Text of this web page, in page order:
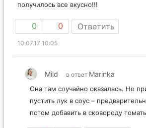
получилось все вкусно!!!
0 0 Ответить
10.07.17 10:05
Mild в ответ Marinka
Она там случайно оказалась. Но
пустить лук в соус –
потом добавить в сковороду